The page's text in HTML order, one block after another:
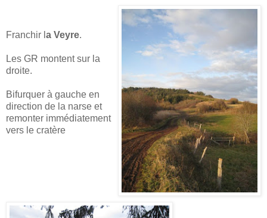
Franchir l a Veyre.
Les GR montent sur la
droite.
Bifurquer à gauche en
direction de la narse et
remonter immédiatement
vers le cratère